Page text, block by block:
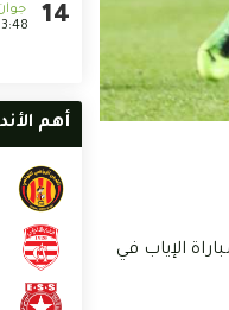
الإياب في
أهم